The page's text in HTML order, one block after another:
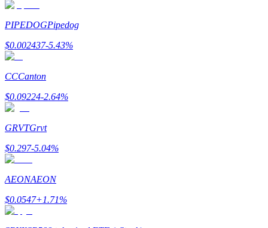
شركاء بيترو
PIPEDOGPipedog
$0.002437-5.43%
CCCanton
$0.09224-2.64%
GRVTGrvt
$0.297-5.04%
AEONAEON
$0.0547+1.71%